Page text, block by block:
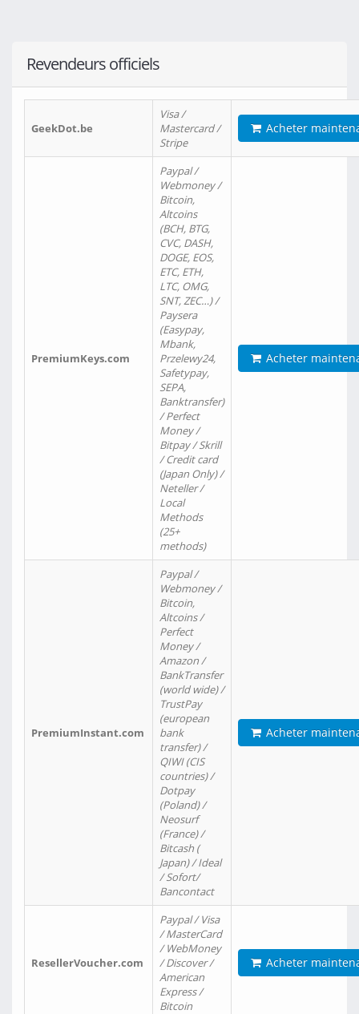
Revendeurs officiels
GeekDot.be
Visa /
Mastercard /
Stripe
Acheter
PremiumKeys.com
Paypal /
Webmoney /
Bitcoin,
Altcoins
(BCH, BTG,
CVC, DASH,
DOGE, EOS,
ETC, ETH,
LTC, OMG,
SNT, ZEC…) /
Paysera
(Easypay,
Mbank,
Przelewy24,
Safetypay,
SEPA,
Banktransfer)
/ Perfect
Money /
Bitpay / Skrill
/ Credit card
(Japan Only) /
Neteller /
Local
Methods
(25+
methods)
Acheter
PremiumInstant.com
Paypal /
Webmoney /
Bitcoin,
Altcoins /
Perfect
Money /
Amazon /
BankTransfer
(world wide) /
TrustPay
(european
bank
transfer) /
QIWI (CIS
countries) /
Dotpay
(Poland) /
Neosurf
(France) /
Bitcash (
Japan) / Ideal
/ Sofort/
Bancontact
Acheter
ResellerVoucher.com
Paypal / Visa
/ MasterCard
/ WebMoney
/ Discover /
American
Express /
Bitcoin
Acheter